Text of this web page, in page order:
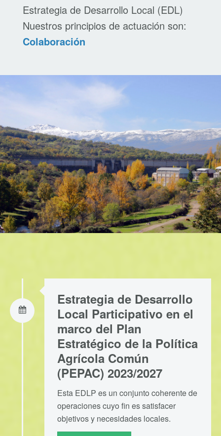
Estrategia de Desarrollo Local (EDL)
Nuestros principios de actuación son:
Colaboración
Objetividad
Estrategia de Desarrollo
Local Participativo en el
marco del Plan
Estratégico de la Política
Agrícola Común
(PEPAC) 2023/2027
Esta EDLP es un conjunto coherente de
operaciones cuyo fin es satisfacer
objetivos y necesidades locales.